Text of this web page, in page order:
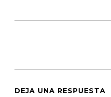
próxima
DEJA UNA RESPUESTA